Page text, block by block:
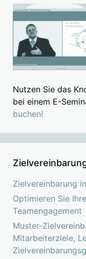
Nutzen Sie das
bei einem E-
buchen!
Zielvereinbarung
Optimieren Sie
Teamengagement
Muster-
Mitarbeiterziele,